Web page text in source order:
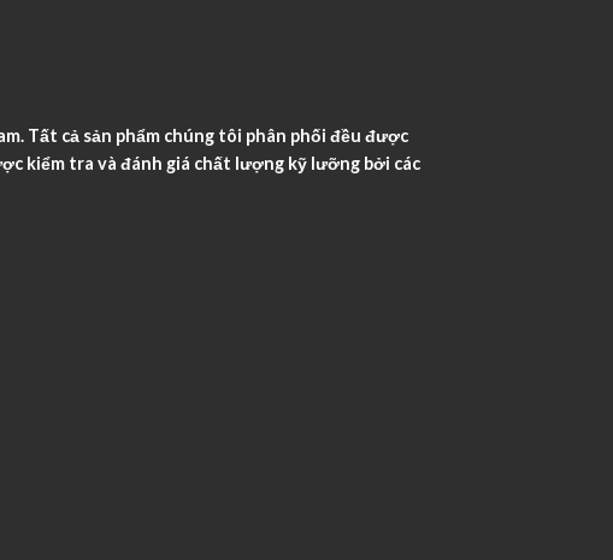
Tất cả sản phẩm chúng tôi phân phối đều được
kiểm tra và đánh giá chất lượng kỹ lưỡng bởi các